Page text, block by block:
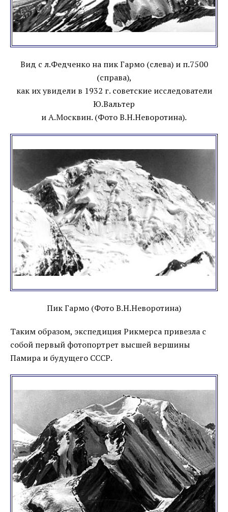
Вид с л.Федченко на пик Гармо (слева) и п.7500
(справа),
как их увидели в 1932 г. советские исследователи
Ю.Вальтер
и А.Москвин. (Фото В.Н.Неворотина).
Пик Гармо (Фото В.Н.Неворотина)
Таким образом, экспедиция Рикмерса привезла с
собой первый фотопортрет высшей вершины
Памира и будущего СССР.